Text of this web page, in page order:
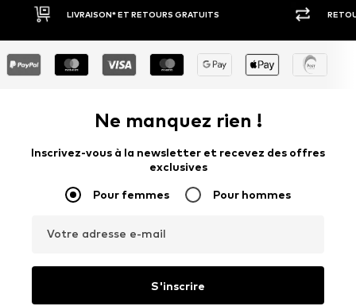
RETOUR SOUS 30 JOURS LARGE
Ne manquez rien !
Inscrivez-vous à la newsletter et recevez des offres
exclusives
Pour femmes Pour hommes
Votre adresse e-mail
S'inscrire